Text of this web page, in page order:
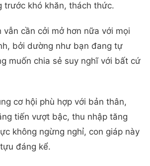
trước khó khăn, thách thức.
vẫn cần cởi mở hơn nữa với mọi
bởi dường như bạn đang tự
muốn chia sẻ suy nghĩ với bất cứ
cơ hội phù hợp với bản thân,
tiến vượt bậc, thu nhập tăng
không ngừng nghỉ, con giáp này
đáng kể.